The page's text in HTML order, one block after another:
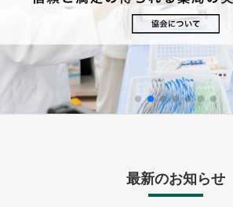
最新のお知らせ